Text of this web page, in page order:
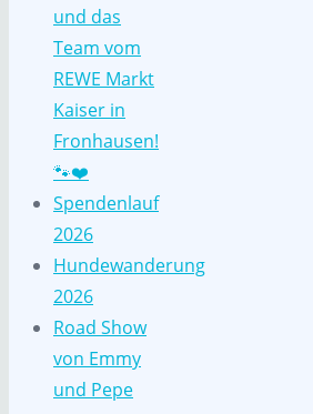
und das
Team vom
REWE Markt
Kaiser in
Fronhausen!
🐾❤️
Spendenlauf
2026
Hundewanderung
2026
Road Show
von Emmy
und Pepe